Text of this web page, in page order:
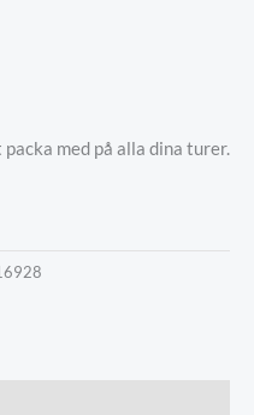
med på alla dina turer.